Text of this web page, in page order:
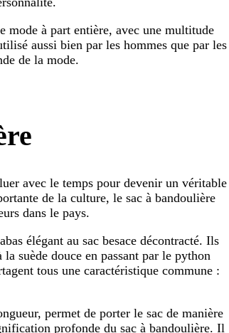
mode à part entière, avec une multitude
aussi bien par les hommes que par les
de la mode.
avec le temps pour devenir un véritable
de la culture, le sac à bandoulière
dans le pays.
élégant au sac besace décontracté. Ils
suède douce en passant par le python
tous une caractéristique commune :
permet de porter le sac de manière
profonde du sac à bandoulière. Il